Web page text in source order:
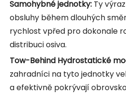
Samohybné jednotky: Ty
obsluhy během dlouhých
rychlost vpřed pro dokonale
distribuci osiva.
Tow-Behind Hydrostatické
zahradníci na tyto jednotky
a efektivně pokrývají